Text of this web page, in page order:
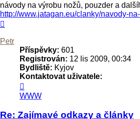
návody na výrobu nožů, pouzder a
http://www.jatagan.eu/clanky/navody-
Petr
Příspěvky: 601
Registrován: 12 lis 2009, 00:34
Bydliště: Kyjov
Kontaktovat uživatele:
uživatele
Petr
WWW
Re: Zajímavé odkazy a články